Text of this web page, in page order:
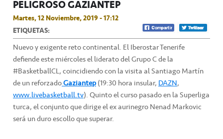
PELIGROSO GAZIANTEP
Martes, 12 Noviembre, 2019 - 17:12
ETIQUETAS:
Nuevo y exigente reto continental. El Iberostar Tenerife
defiende este miércoles el liderato del Grupo C de la
#BasketballCL, coincidiendo con la visita al Santiago Martín
de un reforzadoGaziantep(19:30 hora insular,DAZN,
www.livebasketball.tv). Quinto el curso pasado en la Superliga
turca, el conjunto que dirige el ex aurinegro Nenad Markovic
será un duro escollo que superar.